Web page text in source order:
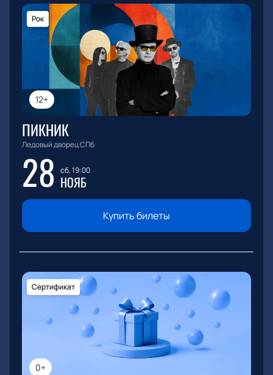
12+
Рок
ПИКНИК
Ледовый дворец СПб
28 сб, 19:00
НОЯБ
Купить билеты
0+
Сертификат